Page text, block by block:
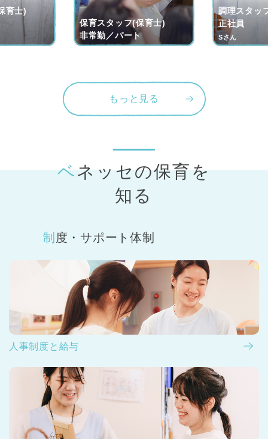
育士)
保育スタッフ(保育士)
非常勤／パート
調理スタッ
正社員
Sさん
もっと見る
ベネッセの保育を
知る
制度・サポート体制
人事制度と給与